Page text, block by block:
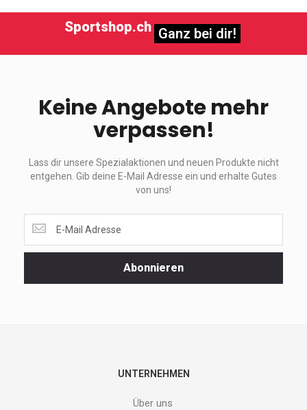
Sportshop.ch Ganz bei dir!
Keine Angebote mehr
verpassen!
Lass dir unsere Spezialaktionen und neuen Produkte nicht
entgehen. Gib deine E-Mail Adresse ein und erhalte Gutes
von uns!
dir
unsere
Abonnieren
UNTERNEHMEN
Über uns